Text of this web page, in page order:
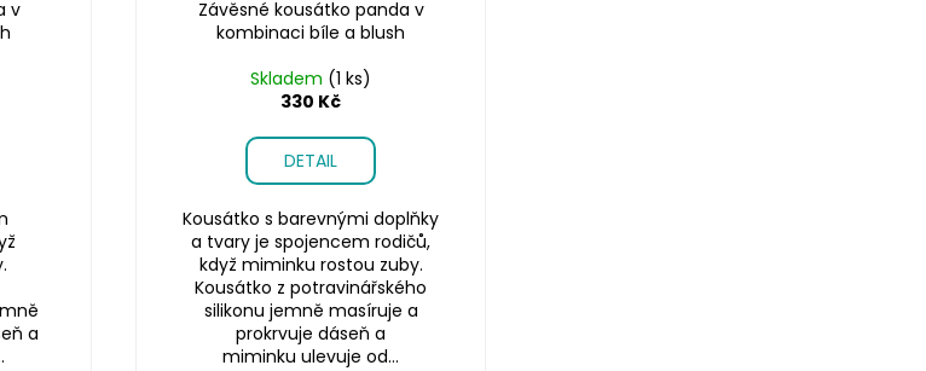
v
a
Závěsné kousátko panda v
kombinaci bíle a blush
Skladem (1 ks)
330 Kč
DETAIL
Kousátko s barevnými doplňky
a tvary je spojencem rodičů,
když miminku rostou zuby.
Kousátko z potravinářského
silikonu jemně masíruje a
prokrvuje dáseň a
miminku ulevuje od...